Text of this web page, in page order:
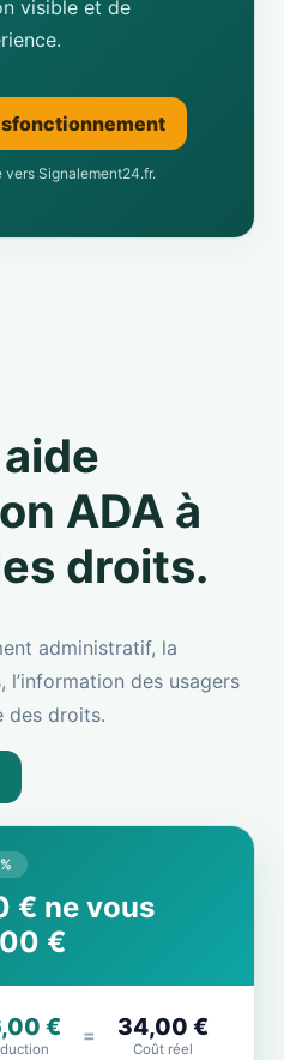
visible et de
vers Signalement24.fr.
ADA à
droits.
administratif, la
des usagers
des droits.
€ ne vous
€
€ = 34,00 €
Coût réel